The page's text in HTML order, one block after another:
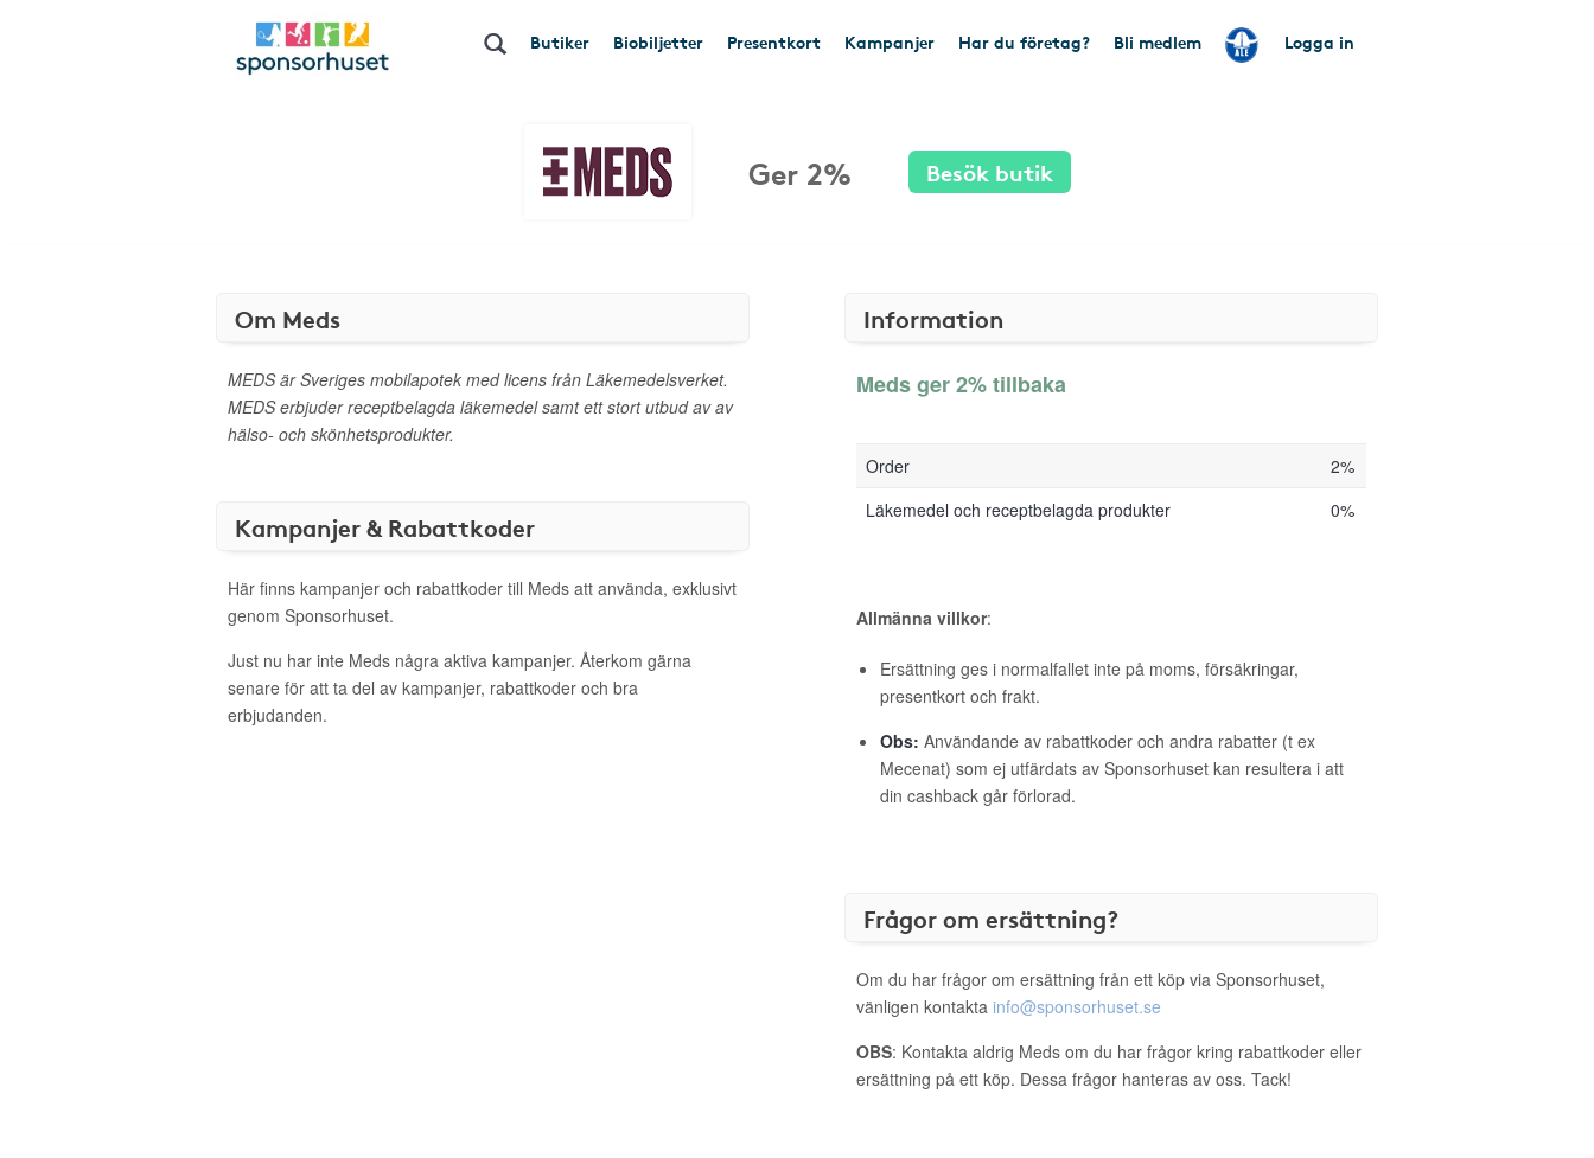
Butiker Biobiljetter Presentkort Kampanjer Har du företag? Bli medlem Logga in
Ger 2% Besök butik
Om Meds
MEDS är Sveriges mobilapotek med licens från Läkemedelsverket.
MEDS erbjuder receptbelagda läkemedel samt ett stort utbud av av
hälso- och skönhetsprodukter.
Kampanjer & Rabattkoder
Här finns kampanjer och rabattkoder till Meds att använda, exklusivt
genom Sponsorhuset.
Just nu har inte Meds några aktiva kampanjer. Återkom gärna
senare för att ta del av kampanjer, rabattkoder och bra
erbjudanden.
Information
Meds ger 2% tillbaka
Order
2%
Läkemedel och receptbelagda produkter
0%
Allmänna villkor:
Ersättning ges i normalfallet inte på moms, försäkringar,
presentkort och frakt.
Obs: Användande av rabattkoder och andra rabatter (t ex
Mecenat) som ej utfärdats av Sponsorhuset kan resultera i att
din cashback går förlorad.
Frågor om ersättning?
Om du har frågor om ersättning från ett köp via Sponsorhuset,
vänligen kontakta info@sponsorhuset.se
OBS: Kontakta aldrig Meds om du har frågor kring rabattkoder eller
ersättning på ett köp. Dessa frågor hanteras av oss. Tack!